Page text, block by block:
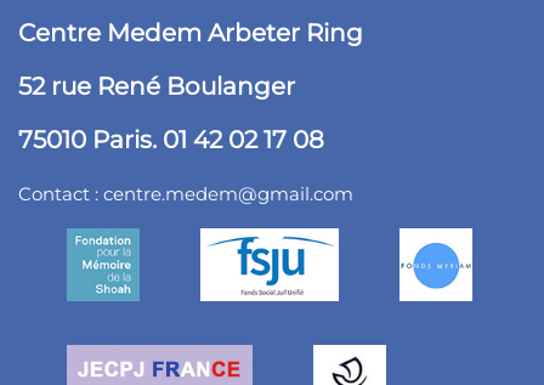
Centre Medem Arbeter Ring
52 rue René Boulanger
75010 Paris. 01 42 02 17 08
Contact : centre.medem@gmail.com